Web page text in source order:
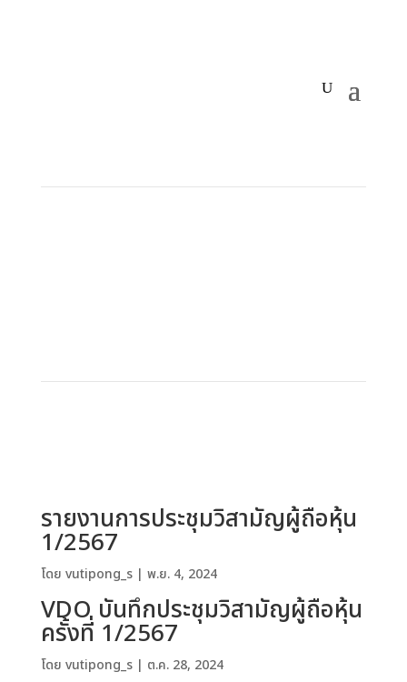
รายงานการประชุมวิสามัญผู้ถือหุ้น
1/2567
โดย vutipong_s| พ.ย. 4, 2024
VDO บันทึกประชุมวิสามัญผู้ถือหุ้น
ครั้งที่ 1/2567
โดย vutipong_s| ต.ค. 28, 2024